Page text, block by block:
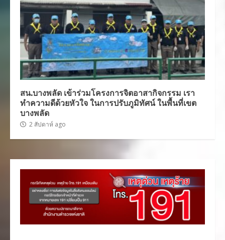
สน.บางพลัด เข้าร่วมโครงการจิตอาสากิจกรรม เรา
ทำความดีด้วยหัวใจ ในการปรับภูมิทัศน์ ในพื้นที่เขต
บางพลัด
2 สัปดาห์ ago